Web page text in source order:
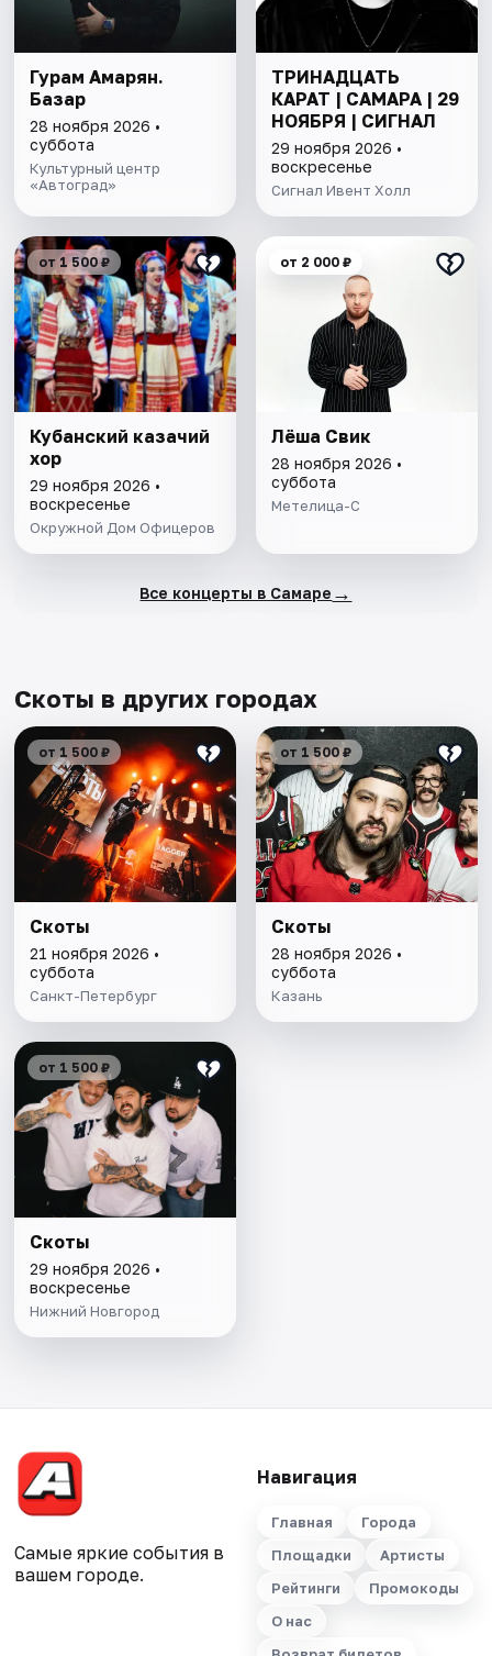
Гурам Амарян.
Базар
28 ноября 2026 •
суббота
Культурный центр
«Автоград»
ТРИНАДЦАТЬ
КАРАТ | САМАРА | 29
НОЯБРЯ | СИГНАЛ
29 ноября 2026 •
воскресенье
Сигнал Ивент Холл
от 1 500 ₽
Кубанский казачий
хор
29 ноября 2026 •
воскресенье
Окружной Дом Офицеров
от 2 000 ₽
Лёша Свик
28 ноября 2026 •
суббота
Метелица-С
Все концерты в Самаре →
Скоты в других городах
от 1 500 ₽
Скоты
21 ноября 2026 •
суббота
Санкт-Петербург
от 1 500 ₽
Скоты
28 ноября 2026 •
суббота
Казань
от 1 500 ₽
Скоты
29 ноября 2026 •
воскресенье
Нижний Новгород
Самые яркие события в
вашем городе.
Навигация
Главная
Города
Площадки
Артисты
Рейтинги
Промокоды
О нас